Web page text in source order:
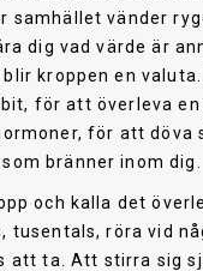
samhället vänder
dig vad värde är
kroppen en valuta.
för att överleva en
för att döva
bränner inom dig.
och kalla det
tusentals, röra vid
att ta. Att stirra sig